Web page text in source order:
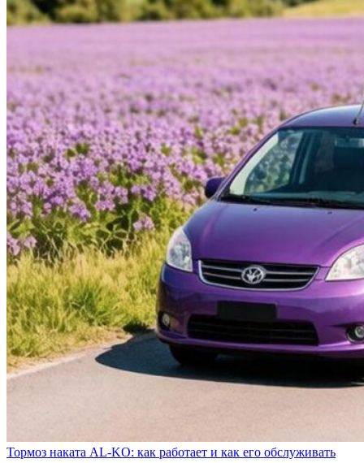
Тормоз наката AL-KO: как работает и как его обслуживать